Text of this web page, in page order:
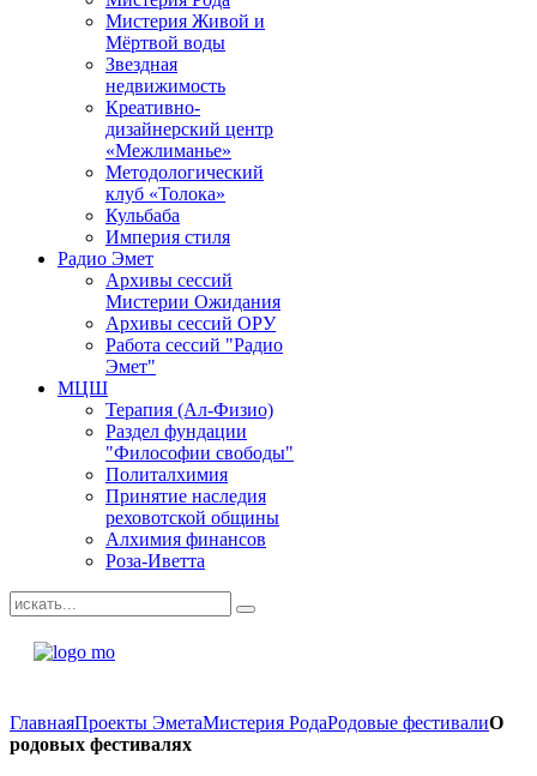
Мистерия Живой и
Мёртвой воды
Звездная
недвижимость
Креативно-
дизайнерский центр
«Межлиманье»
Методологический
клуб «Толока»
Кульбаба
Империя стиля
Радио Эмет
Архивы сессий
Мистерии Ожидания
Архивы сессий ОРУ
Работа сессий "Радио
Эмет"
МЦШ
Терапия (Ал-Физио)
Раздел фундации
"Философии свободы"
Политалхимия
Принятие наследия
реховотской общины
Алхимия финансов
Роза-Иветта
ГлавнаяПроекты ЭметаМистерия РодаРодовые фестивалиО
родовых фестивалях